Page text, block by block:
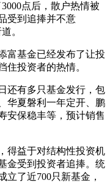
点后，散户热情被
受到追捧并不意
。
基金已经发布了让投
住投资者的热情。
有多只基金发行，包
华夏磐利一年定开、鹏
安保稳丰等，预计销售
益于对结构性投资机
金受到投资者追捧。统
立了近700只新基金，